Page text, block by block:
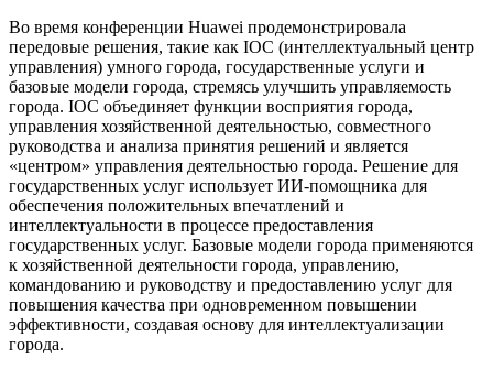
Во время конференции Huawei продемонстрировала
передовые решения, такие как IOC (интеллектуальный центр
управления) умного города, государственные услуги и
базовые модели города, стремясь улучшить управляемость
города. IOC объединяет функции восприятия города,
управления хозяйственной деятельностью, совместного
руководства и анализа принятия решений и является
«центром» управления деятельностью города. Решение для
государственных услуг использует ИИ-помощника для
обеспечения положительных впечатлений и
интеллектуальности в процессе предоставления
государственных услуг. Базовые модели города применяются
к хозяйственной деятельности города, управлению,
командованию и руководству и предоставлению услуг для
повышения качества при одновременном повышении
эффективности, создавая основу для интеллектуализации
города.